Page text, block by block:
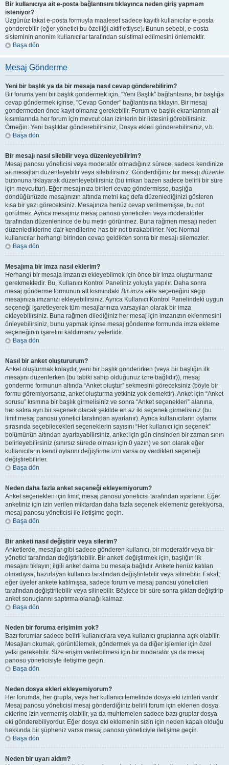
Bir kullanıcıya ait e-posta bağlantısını tıklayınca neden giriş yapmam
isteniyor?
Üzgünüz fakat e-posta formuyla maalesef sadece kayıtlı kullanıcılar e-posta
gönderebilir (eğer yönetici bu özelliği aktif ettiyse). Bunun sebebi, e-posta
sisteminin anonim kullanıcılar tarafından suistimal edilmesini önlemektir.
Başa dön
Mesaj Gönderme
Yeni bir başlık ya da bir mesaja nasıl cevap gönderebilirim?
Bir foruma yeni bir başlık göndermek için, "Yeni Başlık" bağlantısına, bir başlığa
cevap göndermek içinse, "Cevap Gönder" bağlantısına tıklayın. Bir mesaj
göndermeden önce kayıt olmanız gerekebilir. Forum ve başlık ekranlarının alt
kısımlarında her forum için mevcut olan izinlerin bir listesini görebilirsiniz.
Örneğin: Yeni başlıklar gönderebilirsiniz, Dosya ekleri gönderebilirsiniz, v.b.
Başa dön
Bir mesajı nasıl silebilir veya düzenleyebilirim?
Mesaj panosu yöneticisi veya moderatör olmadığınız sürece, sadece kendinize
ait mesajları düzenleyebilir veya silebilirsiniz. Gönderdiğiniz bir mesajı düzenle
butonuna tıklayarak düzenleyebilirsiniz (bu imkan bazen sadece belirli bir süre
için mevcuttur). Eğer mesajınıza birileri cevap göndermişse, başlığa
döndüğünüzde mesajınızın altında metni kaç defa düzenlediğinizi gösteren
kısa bir yazı göreceksiniz. Mesajınıza henüz cevap verilmemişse, bu not
görülmez. Ayrıca mesajınız mesaj panosu yöneticileri veya moderatörler
tarafından düzenlenince de bu metin görünmez. Buna rağmen mesajı neden
düzenlediklerine dair kendilerine has bir not bırakabilirler. Not: Normal
kullanıcılar herhangi birinden cevap geldikten sonra bir mesajı silemezler.
Başa dön
Mesajıma bir imza nasıl eklerim?
Herhangi bir mesaja imzanızı ekleyebilmek için önce bir imza oluşturmanız
gerekmektedir. Bu, Kullanıcı Kontrol Paneliniz yoluyla yapılır. Daha sonra
mesaj gönderme formunun alt kısmındaki Bir imza ekle seçeneğini seçip
mesajınıza imzanızı ekleyebilirsiniz. Ayrıca Kullanıcı Kontrol Panelindeki uygun
seçeneği işaretleyerek tüm mesajlarınıza varsayılan olarak bir imza
ekleyebilirsiniz. Buna rağmen dilediğiniz her mesaj için imzanızın eklenmesini
önleyebilirsiniz, bunu yapmak içinse mesaj gönderme formunda imza ekleme
seçeneğinin işaretini kaldırmanız yeterlidir.
Başa dön
Nasıl bir anket oluştururum?
Anket oluşturmak kolaydır, yeni bir başlık gönderirken (veya bir başlığın ilk
mesajını düzenlerken (bu tabiki sahip olduğunuz izne bağlıdır)), mesaj
gönderme formunun altında “Anket oluştur” sekmesini göreceksiniz (böyle bir
formu göremiyorsanız, anket oluşturma yetkiniz yok demektir). Anket için “Anket
sorusu” kısmına bir başlık girmelisiniz ve sonra “Anket seçenekleri” alanına,
her satıra ayrı bir seçenek olacak şekilde en az iki seçenek girmelisiniz (bu
limit mesaj panosu yönetici tarafından ayarlanır). Ayrıca kullanıcıların oylama
sırasında seçebilecekleri seçeneklerin sayısını “Her kullanıcı için seçenek”
bölümünün altından ayarlayabilirsiniz, anket için gün cinsinden bir zaman sınırı
belirleyebilirsiniz (sınırsız sürede olması için 0 yazın) ve son olarak eğer
kullanıcıların kendi oylarını değiştirme izni varsa oy verdikleri seçeneği
değiştirebilirler.
Başa dön
Neden daha fazla anket seçeneği ekleyemiyorum?
Anket seçenekleri için limit, mesaj panosu yöneticisi tarafından ayarlanır. Eğer
anketiniz için izin verilen miktardan daha fazla seçenek eklemeniz gerekiyorsa,
mesaj panosu yöneticisi ile iletişime geçin.
Başa dön
Bir anketi nasıl değiştirir veya silerim?
Anketlerde, mesajlar gibi sadece gönderen kullanıcı, bir moderatör veya bir
yönetici tarafından değiştirilebilir. Bir anketi değiştirmek için, başlığın ilk
mesajını tıklayın; ilgili anket daima bu mesaja bağlıdır. Ankete henüz katılan
olmadıysa, hazırlayan kullanıcı tarafından değiştirilebilir veya silinebilir. Fakat,
eğer üyeler ankete katılmışsa, sadece forum ve mesaj panosu yöneticileri
tarafından değiştirilebilir veya silinebilir. Böylece bir süre sonra şıkları değiştirip
anket sonuçlarını saptırma olanağı kalmaz.
Başa dön
Neden bir foruma erişimim yok?
Bazı forumlar sadece belirli kullanıcılara veya kullanıcı gruplarına açık olabilir.
Mesajları okumak, görüntülemek, göndermek ya da diğer işlemler için özel
yetki gerekebilir. Size erişim verilebilmesi için bir moderatör ya da mesaj
panosu yöneticisiyle iletişime geçin.
Başa dön
Neden dosya ekleri ekleyemiyorum?
Her forumda, her grupta, veya her kullanıcı temelinde dosya eki izinleri vardır.
Mesaj panosu yöneticisi mesaj gönderdiğiniz belirli forum için eklenen dosya
eklerine izin vermemiş olabilir, ya da muhtemelen sadece bazı gruplar dosya
eki gönderebiliyordur. Eğer dosya eki eklemenin sizin için neden kapalı olduğu
hakkında bir şüpheniz varsa mesaj panosu yöneticiyle iletişime geçin.
Başa dön
Neden bir uyarı aldım?